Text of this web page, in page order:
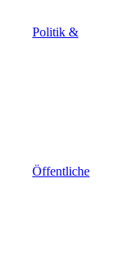
Politik &
Öffentliche